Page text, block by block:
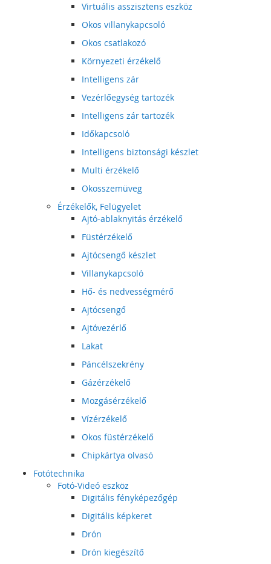
Virtuális asszisztens eszköz
Okos villanykapcsoló
Okos csatlakozó
Környezeti érzékelő
Intelligens zár
Vezérlőegység tartozék
Intelligens zár tartozék
Időkapcsoló
Intelligens biztonsági készlet
Multi érzékelő
Okosszemüveg
Érzékelők, Felügyelet
Ajtó-ablaknyitás érzékelő
Füstérzékelő
Ajtócsengő készlet
Villanykapcsoló
Hő- és nedvességmérő
Ajtócsengő
Ajtóvezérlő
Lakat
Páncélszekrény
Gázérzékelő
Mozgásérzékelő
Vízérzékelő
Okos füstérzékelő
Chipkártya olvasó
Fotótechnika
Fotó-Videó eszköz
Digitális fényképezőgép
Digitális képkeret
Drón
Drón kiegészítő